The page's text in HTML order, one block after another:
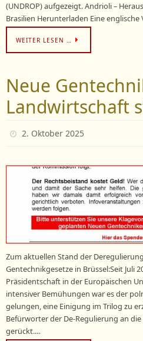
(UNDROP) aufgezeigt. Andrioli –
Brasilien Herunterladen Eine englische
WEITER LESEN …
Neue
Landwirtschaft
2. Oktober 2025
Zum aktuellen Stand der
Gentechnikgesetze in Brüssel:Seit Juli
Präsidentschaft in der Europäischen
intensiver Bemühungen war es der
gelungen, eine Einigung im Trilog zu
Befürworter der De-Regulierung an
gerückt.…